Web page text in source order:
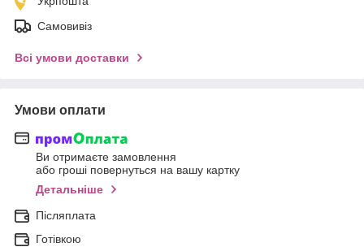
Самовивіз
Всі умови доставки
Умови оплати
Ви отримаєте замовлення
або гроші повернуться на вашу картку
Детальніше
Післяплата
Готівкою